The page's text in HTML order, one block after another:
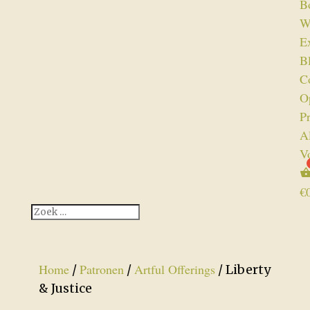
€
Home/Patronen/Artful Offerings / Liberty
& Justice